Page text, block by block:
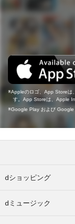
Appleのロゴ、App Storeは
す。App Storeは、Apple
Google Play および Google
dショッピング
dミュージック